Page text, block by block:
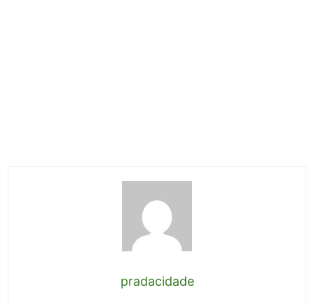
pradacidade